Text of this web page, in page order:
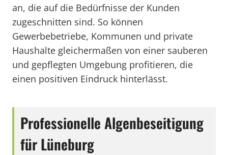
an, die auf die Bedürfnisse der Kunden
zugeschnitten sind. So können
Gewerbebetriebe, Kommunen und private
Haushalte gleichermaßen von einer sauberen
und gepflegten Umgebung profitieren, die
einen positiven Eindruck hinterlässt.
Professionelle Algenbeseitigung
für Lüneburg